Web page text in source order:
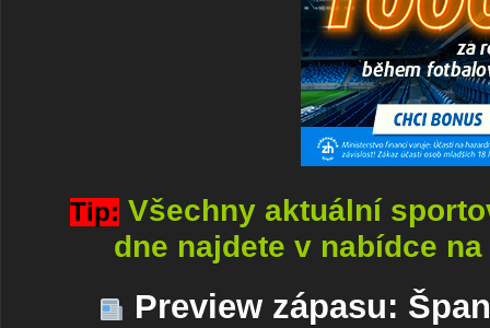
Tip: Všechny aktuální
dne najdete v nabídce
Preview zápasu: